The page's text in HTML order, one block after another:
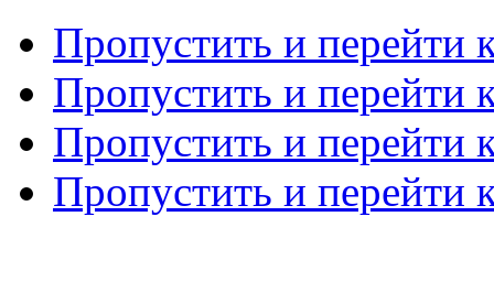
Пропустить и перейти
Пропустить и перейти
Пропустить и перейти
Пропустить и перейти